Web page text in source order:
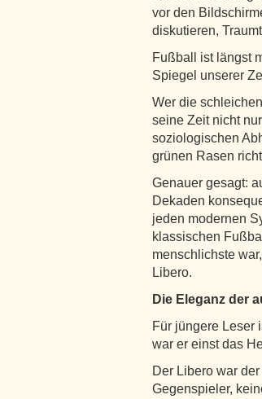
vor den
diskutieren,
Fußball ist längst
Spiegel unserer
Wer die
seine Zeit nicht
soziologischen
grünen Rasen
Genauer gesagt:
Dekaden
jeden modernen
klassischen
menschlichste
Libero.
Die Eleganz der
Für jüngere Leser
war er einst das
Der Libero war
Gegenspieler,